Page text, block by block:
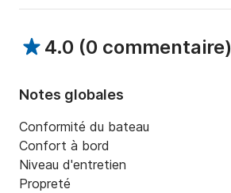
4.0 (0 commentaire)
Notes globales
Conformité du bateau
Confort à bord
Niveau d'entretien
Propreté